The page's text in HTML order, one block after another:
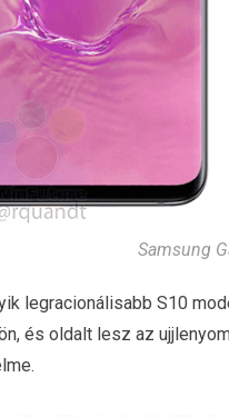
Samsung
legracionálisabb S10
és oldalt lesz az